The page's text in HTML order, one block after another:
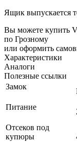
Ящик выпускается
Вы можете купить
по Грозному
или оформить
Характеристики
Аналоги
Полезные ссылки
Замок
Питание
Отсеков под
купюры